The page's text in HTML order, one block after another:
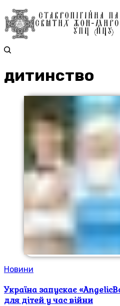
дитинство
Новини
Україна запускає
для дітей у час війни